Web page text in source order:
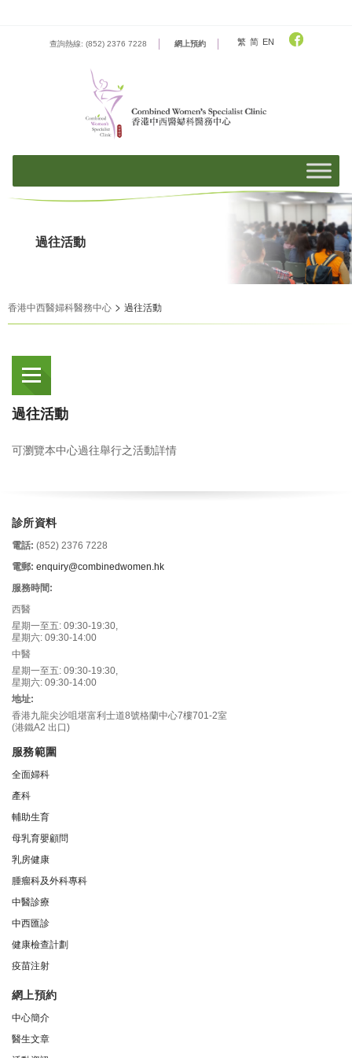
查詢熱線: (852) 2376 7228 網上預約 繁 简 EN
過往活動
香港中西醫婦科醫務中心 > 過往活動
過往活動
可瀏覽本中心過往舉行之活動詳情
診所資料
電話: (852) 2376 7228
電郵: enquiry@combinedwomen.hk
服務時間:
西醫
星期一至五: 09:30-19:30,
星期六: 09:30-14:00
中醫
星期一至五: 09:30-19:30,
星期六: 09:30-14:00
地址:
香港九龍尖沙咀堪富利士道8號格蘭中心7樓701-2室
(港鐵A2 出口)
服務範圍
全面婦科
產科
輔助生育
母乳育嬰顧問
乳房健康
腫瘤科及外科專科
中醫診療
中西匯診
健康檢查計劃
疫苗注射
網上預約
中心簡介
醫生文章